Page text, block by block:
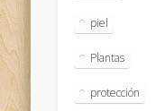
piel
Plantas
protección